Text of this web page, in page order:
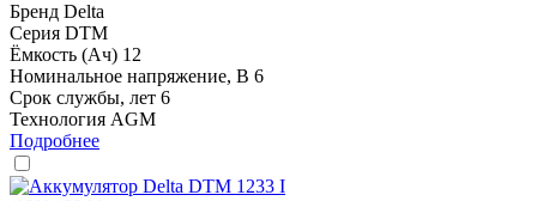
Бренд Delta
Серия DTM
Ёмкость (Ач) 12
Номинальное напряжение, В 6
Срок службы, лет 6
Технология AGM
Подробнее